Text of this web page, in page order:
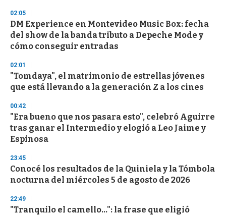
d
s
o
f
3
s
e
o
d
s
02:05
DM Experience en Montevideo Music Box: fecha
del show de la banda tributo a Depeche Mode y
cómo conseguir entradas
02:01
"Tomdaya", el matrimonio de estrellas jóvenes
que está llevando a la generación Z a los cines
00:42
"Era bueno que nos pasara esto", celebró Aguirre
tras ganar el Intermedio y elogió a Leo Jaime y
Espinosa
23:45
Conocé los resultados de la Quiniela y la Tómbola
nocturna del miércoles 5 de agosto de 2026
22:49
"Tranquilo el camello...": la frase que eligió